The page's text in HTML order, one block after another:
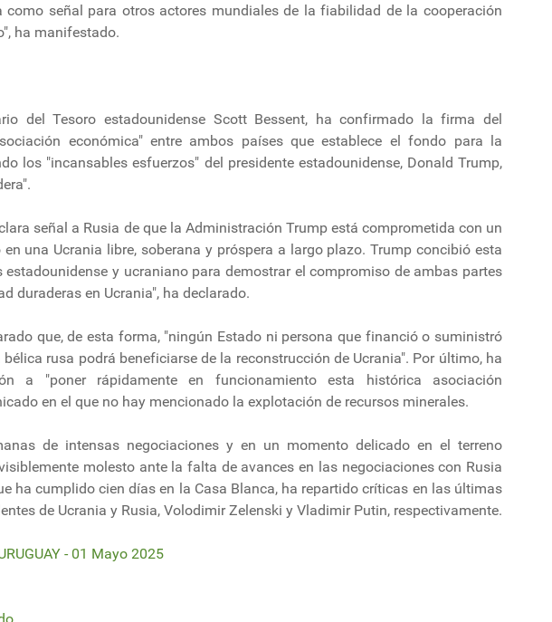
como señal para otros actores mundiales de la fiabilidad de la cooperación
ha manifestado.
del Tesoro estadounidense Scott Bessent, ha confirmado la firma del
económica" entre ambos países que establece el fondo para la
los "incansables esfuerzos" del presidente estadounidense, Donald Trump,
señal a Rusia de que la Administración Trump está comprometida con un
una Ucrania libre, soberana y próspera a largo plazo. Trump concibió esta
estadounidense y ucraniano para demostrar el compromiso de ambas partes
duraderas en Ucrania", ha declarado.
que, de esta forma, "ningún Estado ni persona que financió o suministró
rusa podrá beneficiarse de la reconstrucción de Ucrania". Por último, ha
a "poner rápidamente en funcionamiento esta histórica asociación
en el que no hay mencionado la explotación de recursos minerales.
de intensas negociaciones y en un momento delicado en el terreno
molesto ante la falta de avances en las negociaciones con Rusia
ha cumplido cien días en la Casa Blanca, ha repartido críticas en las últimas
de Ucrania y Rusia, Volodimir Zelenski y Vladimir Putin, respectivamente.
- 01 Mayo 2025